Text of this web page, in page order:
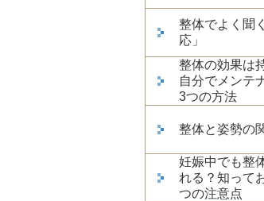
整体でよく聞
応」
整体の効果は
自分でメンテ
3つの方法
整体と姿勢の
妊娠中でも整
れる？知って
つの注意点